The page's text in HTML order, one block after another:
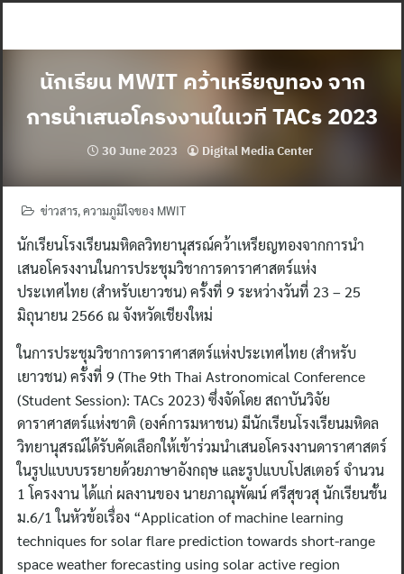
นักเรียน MWIT คว้าเหรียญทอง จาก
การนำเสนอโครงงานในเวที TACs 2023
30 June 2023 Digital Media Center
ข่าวสาร,ความภูมิใจของ MWIT
นักเรียนโรงเรียนมหิดลวิทยานุสรณ์คว้าเหรียญทองจากการนำ
เสนอโครงงานในการประชุมวิชาการดาราศาสตร์แห่ง
ประเทศไทย (สำหรับเยาวชน) ครั้งที่ 9 ระหว่างวันที่ 23 – 25
มิถุนายน 2566 ณ จังหวัดเชียงใหม่
ในการประชุมวิชาการดาราศาสตร์แห่งประเทศไทย (สำหรับ
เยาวชน) ครั้งที่ 9 (The 9th Thai Astronomical Conference
(Student Session): TACs 2023) ซึ่งจัดโดย สถาบันวิจัย
ดาราศาสตร์แห่งชาติ (องค์การมหาชน) มีนักเรียนโรงเรียนมหิดล
วิทยานุสรณ์ได้รับคัดเลือกให้เข้าร่วมนำเสนอโครงงานดาราศาสตร์
ในรูปแบบบรรยายด้วยภาษาอังกฤษ และรูปแบบโปสเตอร์ จำนวน
1 โครงงาน ได้แก่ ผลงานของ นายภาณุพัฒน์ ศรีสุขวสุ นักเรียนชั้น
ม.6/1 ในหัวข้อเรื่อง “Application of machine learning
techniques for solar flare prediction towards short-range
space weather forecasting using solar active region